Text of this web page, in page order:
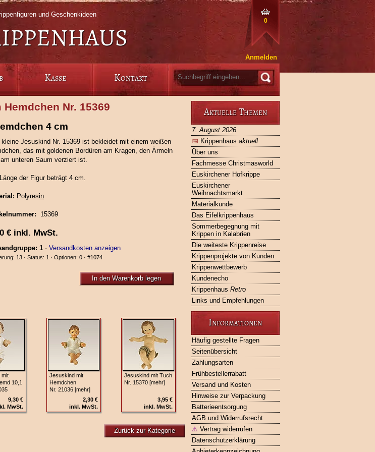
0
und Geschenkideen
Anmelden
Kasse Kontakt
Aktuelle Themen
7. August 2026
📅 Krippenhaus aktuell
Über uns
Fachmesse Christmasworld
Euskirchener Hofkrippe
Euskirchener
Weihnachtsmarkt
Materialkunde
Das Eifelkrippenhaus
Sommerbegegnung mit
Krippen in Kalabrien
Die weiteste Krippenreise
Krippenprojekte von Kunden
Krippenwettbewerb
Kundenecho
Krippenhaus Retro
Links und Empfehlungen
Informationen
Häufig gestellte Fragen
Seitenübersicht
Zahlungsarten
Frühbestellerrabatt
Versand und Kosten
Hinweise zur Verpackung
Batterieentsorgung
AGB und Widerrufsrecht
⚠ Vertrag widerrufen
Datenschutzerklärung
Nr. 15369
4 cm
kleine Jesuskind Nr. 15369 ist bekleidet mit einem weißen
das mit goldenen Bordüren am Kragen, den Ärmeln
unteren Saum verziert ist.
der Figur beträgt 4 cm.
Polyresin
15369
€inkl. MwSt.
1· Versandkosten anzeigen
13 · Status: 1 · Optionen: 0 · #1074
In den Warenkorb legen
mit
10,1
9,30 €
MwSt.
Jesuskind mit
Hemdchen
Nr. 21036 [mehr]
2,30 €
inkl. MwSt.
Jesuskind mit Tuch
Nr. 15370 [mehr]
3,95 €
inkl. MwSt.
Zurück zur Kategorie